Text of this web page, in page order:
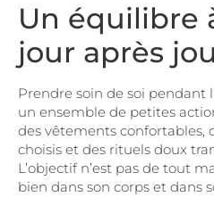
Un équilibre
jour après
Prendre soin de soi pendant
un ensemble de petites
des vêtements confortables,
choisis et des rituels doux
L’objectif n’est pas de tout
bien dans son corps et dans